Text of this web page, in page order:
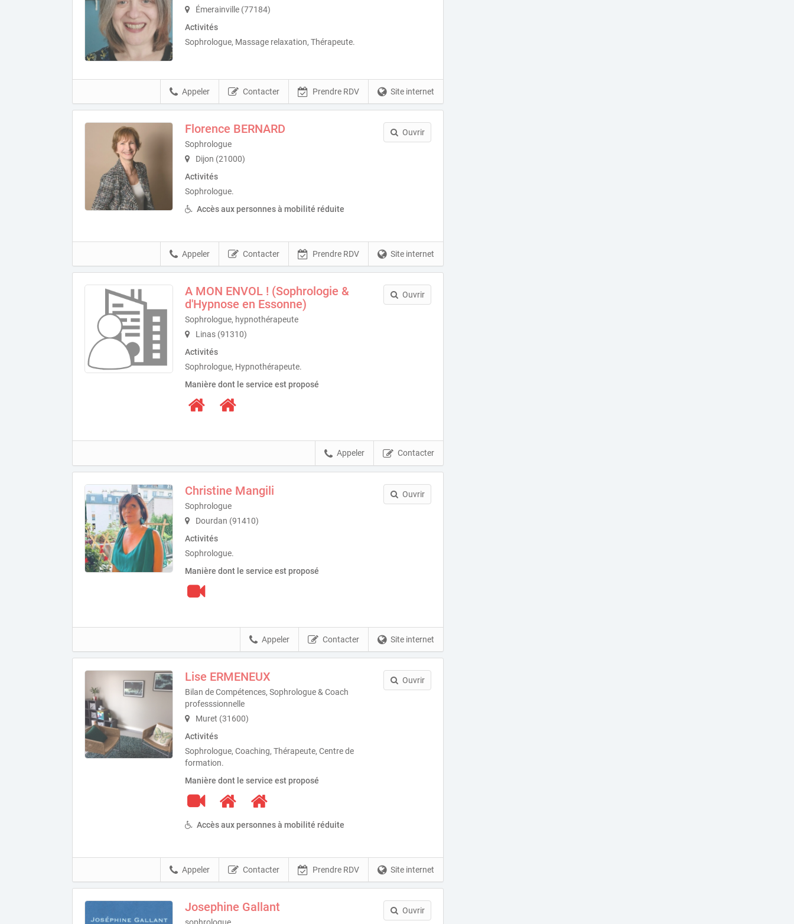
Émerainville (77184)
Activités
Sophrologue, Massage relaxation, Thérapeute.
Site internet
Prendre RDV
Contacter
Appeler
Florence BERNARD
Sophrologue
Dijon (21000)
Activités
Sophrologue.
Accès aux personnes à mobilité réduite
Ouvrir
Site internet
Prendre RDV
Contacter
Appeler
A MON ENVOL ! (Sophrologie &
d'Hypnose en Essonne)
Sophrologue, hypnothérapeute
Linas (91310)
Activités
Sophrologue, Hypnothérapeute.
Manière dont le service est proposé
Ouvrir
Contacter
Appeler
Christine Mangili
Sophrologue
Dourdan (91410)
Activités
Sophrologue.
Manière dont le service est proposé
Ouvrir
Site internet
Contacter
Appeler
Lise ERMENEUX
Bilan de Compétences, Sophrologue & Coach
professsionnelle
Muret (31600)
Activités
Sophrologue, Coaching, Thérapeute, Centre de
formation.
Manière dont le service est proposé
Accès aux personnes à mobilité réduite
Ouvrir
Site internet
Prendre RDV
Contacter
Appeler
Josephine Gallant Ouvrir